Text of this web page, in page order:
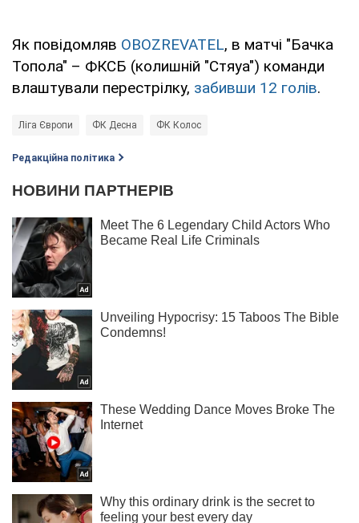
Як повідомляв OBOZREVATEL, в матчі "Бачка
Топола" – ФКСБ (колишній "Стяуа") команди
влаштували перестрілку, забивши 12 голів.
Ліга Європи ФК Десна ФК Колос
Редакційна політика